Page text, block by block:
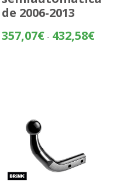
de 2006-2013
357,07€ - 432,58€Rango